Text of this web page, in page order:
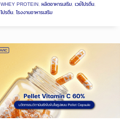
WHEY PROTEIN, ผลิตอาหารเสริม, เวย์โปรตีน,
โปรตีน, โรงงานอาหารเสริม